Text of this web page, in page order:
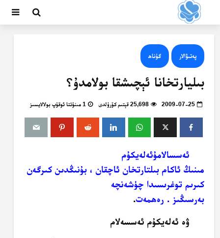
پەتىۋالار گۇناھ
بىليارتخانا ئېچىشقا بولامدۇ؟
2009-07-25 25,698 قېتىم كۆرۈلدى 1 مىنۇتتا ئوقۇپ بولالايسىز
ئەسسالامۇئەلەيكۇم
مىنىڭ ئاكام بىلتارتخان ئاچقان ، بۇنىڭدىن كىرگەن
كىرىم توغرىسىدا چۈشەنچە
بەرسىڭىز . رەھمەت.
ۋە ئەلەيكۇم ئەسسەلام